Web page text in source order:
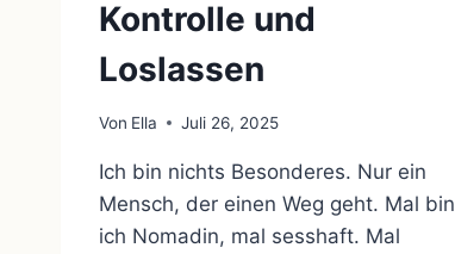
Kontrolle und
Loslassen
Von Ella Juli 26, 2025
Ich bin nichts Besonderes. Nur ein
Mensch, der einen Weg geht. Mal bin
ich Nomadin, mal sesshaft. Mal